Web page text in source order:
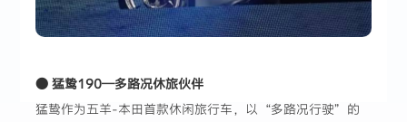
● 猛鸷190—多路况休旅伙伴
猛鸷作为五羊-本田首款休闲旅行车，以“多路况行驶”的